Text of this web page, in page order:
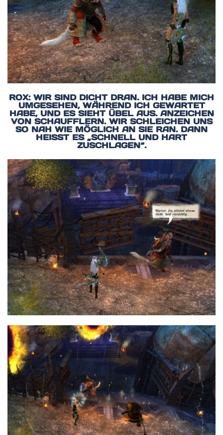
ROX: WIR SIND DICHT DRAN. ICH HABE MICH
UMGESEHEN, WÄHREND ICH GEWARTET
HABE, UND ES SIEHT ÜBEL AUS. ANZEICHEN
VON SCHAUFFLERN. WIR SCHLEICHEN UNS
SO NAH WIE MÖGLICH AN SIE RAN. DANN
HEISST ES „SCHNELL UND HART Z
USCHLAGEN“.